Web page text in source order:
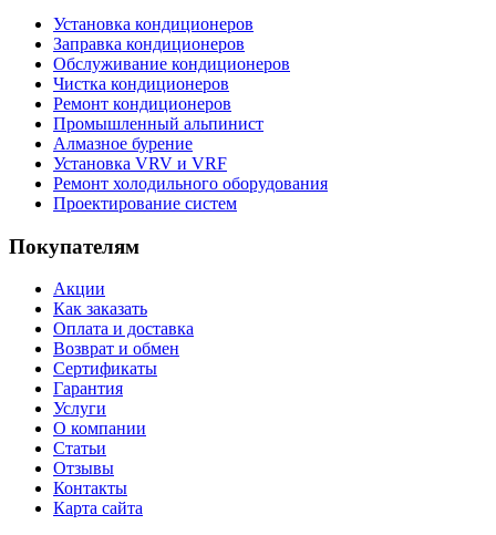
Установка кондиционеров
Заправка кондиционеров
Обслуживание кондиционеров
Чистка кондиционеров
Ремонт кондиционеров
Промышленный альпинист
Алмазное бурение
Установка VRV и VRF
Ремонт холодильного оборудования
Проектирование систем
Покупателям
Акции
Как заказать
Оплата и доставка
Возврат и обмен
Сертификаты
Гарантия
Услуги
О компании
Статьи
Отзывы
Контакты
Карта сайта